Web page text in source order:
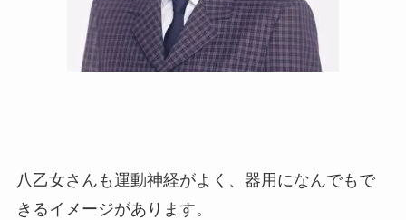
八乙女さんも運動神経がよく、器用になんでもで
きるイメージがあります。